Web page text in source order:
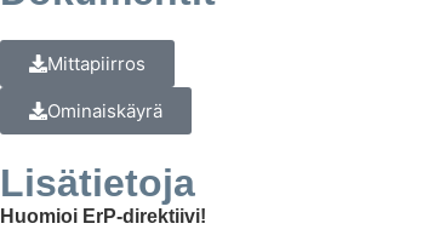
Mittapiirros
Ominaiskäyrä
Lisätietoja
Huomioi ErP-direktiivi!